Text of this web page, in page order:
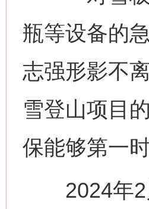
瓶等设备的
志强形影不
雪登山项目
保能够第一
2024年2